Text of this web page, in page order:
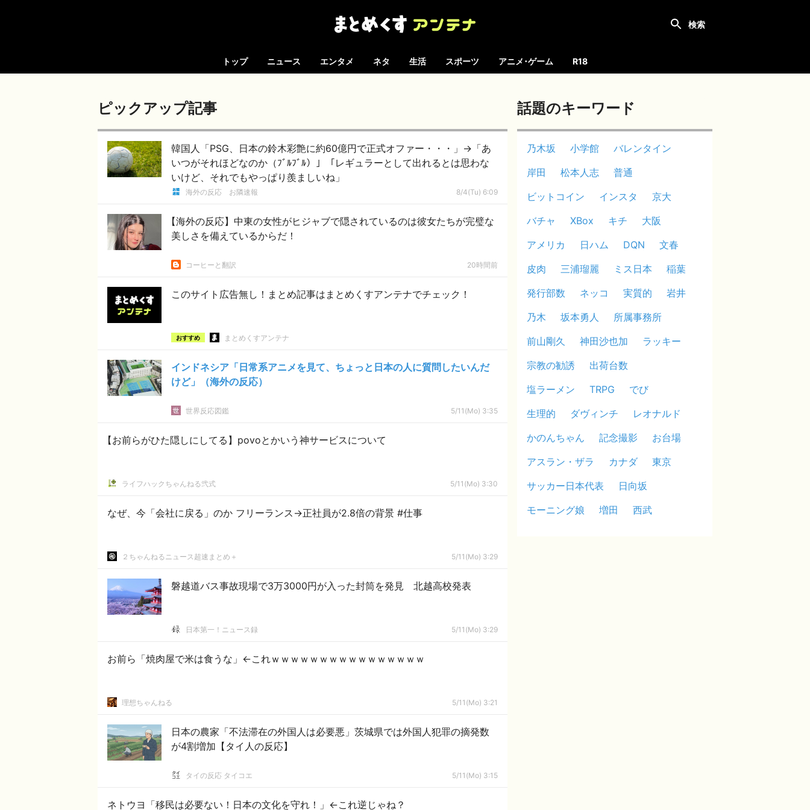
トップ ニュース エンタメ ネタ 生活 スポーツ アニメ･ゲーム R18
ピックアップ記事
韓国人「PSG、日本の鈴木彩艶に約60億円で正式オファー・・・」→「あ
いつがそれほどなのか（ﾌﾞﾙﾌﾞﾙ）」「レギュラーとして出れるとは思わな
いけど、それでもやっぱり羨ましいね」
海外の反応 お隣速報 8/4(Tu) 6:09
【海外の反応】中東の女性がヒジャブで隠されているのは彼女たちが完璧な
美しさを備えているからだ！
コーヒーと翻訳 20時間前
このサイト広告無し！まとめ記事はまとめくすアンテナでチェック！
おすすめ まとめくすアンテナ
インドネシア「日常系アニメを見て、ちょっと日本の人に質問したいんだ
けど」（海外の反応）
世界反応図鑑 5/11(Mo) 3:35
【お前らがひた隠しにしてる】povoとかいう神サービスについて
ライフハックちゃんねる弐式 5/11(Mo) 3:30
なぜ、今「会社に戻る」のか フリーランス→正社員が2.8倍の背景 #仕事
２ちゃんねるニュース超速まとめ＋ 5/11(Mo) 3:29
磐越道バス事故現場で3万3000円が入った封筒を発見 北越高校発表
日本第一！ニュース録 5/11(Mo) 3:29
お前ら「焼肉屋で米は食うな」←これｗｗｗｗｗｗｗｗｗｗｗｗｗｗｗｗ
理想ちゃんねる 5/11(Mo) 3:21
日本の農家「不法滞在の外国人は必要悪」茨城県では外国人犯罪の摘発数
が4割増加【タイ人の反応】
タイの反応 タイコエ 5/11(Mo) 3:15
ネトウヨ「移民は必要ない！日本の文化を守れ！」←これ逆じゃね？
話題のキーワード
乃木坂 小学館
バレンタイン
岸田
松本人志
普通
ビットコイン
インスタ
京大
バチャ
XBox キチ
大阪
アメリカ
日ハム DQN
文春
皮肉
三浦瑠麗 ミス日本
稲葉
発行部数
ネッコ 実質的
岩井
乃木
坂本勇人
所属事務所
前山剛久
神田沙也加
ラッキー
宗教の勧誘
出荷台数
塩ラーメン
TRPG
でび
生理的
ダヴィンチ
レオナルド
かのんちゃん
記念撮影
お台場
アスラン・ザラ
カナダ
東京
サッカー日本代表
日向坂
モーニング娘
増田 西武